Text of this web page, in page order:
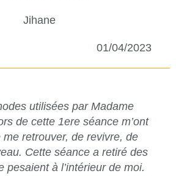
Jihane
01/04/2023
utilisées par Madame
de cette 1ere séance m’ont
retrouver, de revivre, de
Cette séance a retiré des
pesaient à l’intérieur de moi.